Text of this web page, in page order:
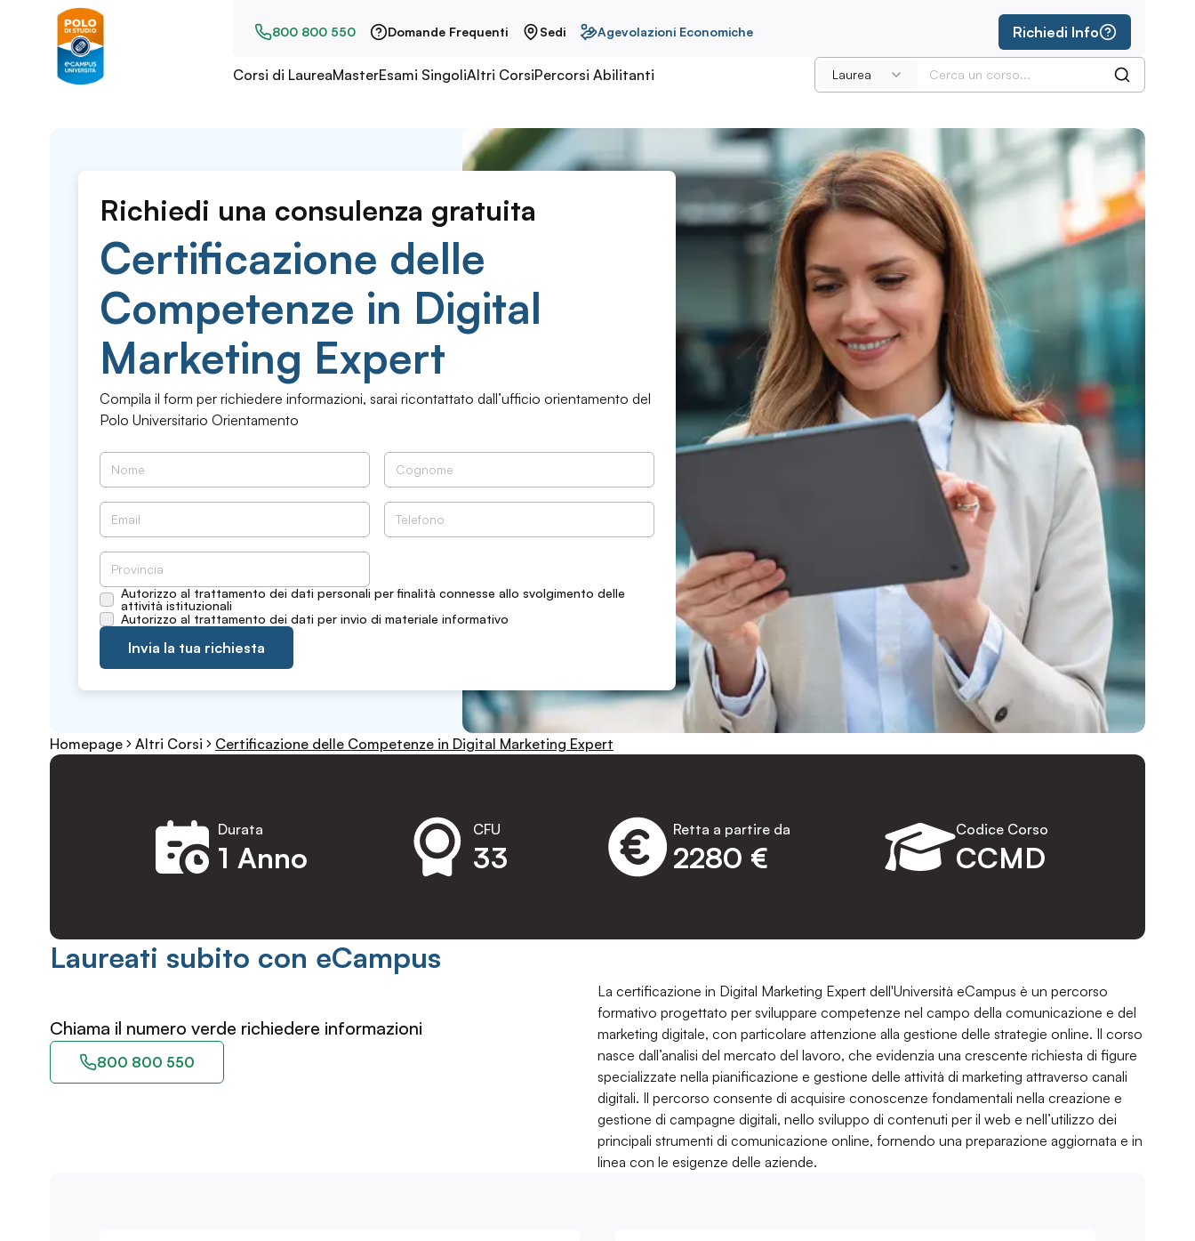
800 800 550 Domande Frequenti Sedi Agevolazioni Economiche Richiedi Info
Corsi di LaureaMasterEsami SingoliAltri CorsiPercorsi Abilitanti Laurea
Richiedi una consulenza gratuita
Certificazione delle
Competenze in Digital
Marketing Expert
Compila il form per richiedere informazioni, sarai ricontattato dall’ufficio orientamento del
Polo Universitario Orientamento
Autorizzo al trattamento dei dati personali per finalità connesse allo svolgimento delle
attività istituzionali
Autorizzo al trattamento dei dati per invio di materiale informativo
Invia la tua richiesta
Homepage Altri Corsi Certificazione delle Competenze in Digital Marketing Expert
1 Anno
Durata
33
CFU
2280 €
Retta a partire da
CCMD
Codice Corso
Laureati subito con eCampus
Chiama il numero verde richiedere informazioni
800 800 550
La certificazione in Digital Marketing Expert dell'Università eCampus è un percorso
formativo progettato per sviluppare competenze nel campo della comunicazione e del
marketing digitale, con particolare attenzione alla gestione delle strategie online. Il corso
nasce dall’analisi del mercato del lavoro, che evidenzia una crescente richiesta di figure
specializzate nella pianificazione e gestione delle attività di marketing attraverso canali
digitali. Il percorso consente di acquisire conoscenze fondamentali nella creazione e
gestione di campagne digitali, nello sviluppo di contenuti per il web e nell’utilizzo dei
principali strumenti di comunicazione online, fornendo una preparazione aggiornata e in
linea con le esigenze delle aziende.